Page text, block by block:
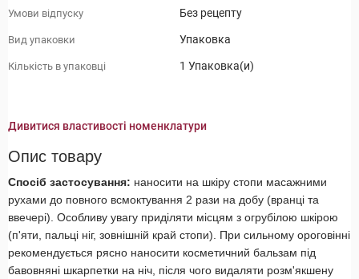
Умови відпуску Без рецепту
Вид упаковки Упаковка
Кількість в упаковці 1 Упаковка(и)
Дивитися властивості номенклатури
Опис товару
Спосіб застосування: наносити на шкіру стопи масажними
рухами до повного всмоктування 2 рази на добу (вранці та
ввечері). Особливу увагу приділяти місцям з огрубілою шкірою
(п'яти, пальці ніг, зовнішній край стопи). При сильному ороговінні
рекомендується рясно наносити косметичний бальзам під
бавовняні шкарпетки на ніч, після чого видаляти розм'якшену